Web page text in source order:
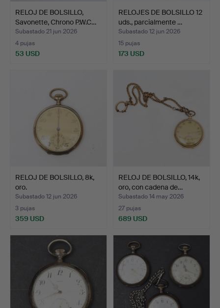
RELOJ DE BOLSILLO,
Savonette, Chrono P.W.C…
Subastado 21 jun 2026
4 pujas
53 USD
RELOJES DE BOLSILLO 12
uds., parcialmente …
Subastado 12 jun 2026
15 pujas
173 USD
RELOJ DE BOLSILLO, 8k,
oro.
Subastado 12 jun 2026
3 pujas
359 USD
RELOJ DE BOLSILLO, 14k,
oro, con cadena de…
Subastado 14 may 2026
27 pujas
689 USD